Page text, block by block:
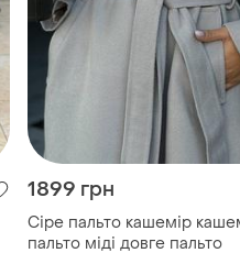
1899 грн
Сіре пальто кашемір
пальто міді довге пальто